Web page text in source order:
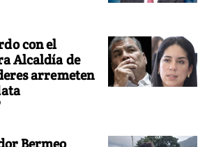
con el
Alcaldía de
arremeten
Bermeo